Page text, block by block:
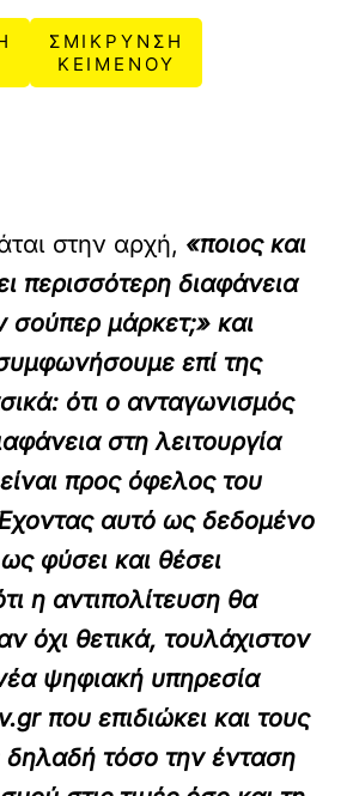
ΣΜΙΚΡΥΝΣΗ
ΚΕΙΜΕΝΟΥ
στην αρχή, «ποιος και
περισσότερη διαφάνεια
σούπερ μάρκετ;» και
επί της
ότι ο ανταγωνισμός
στη λειτουργία
προς όφελος του
αυτό ως δεδομένο
φύσει και θέσει
η αντιπολίτευση θα
όχι θετικά, τουλάχιστον
ψηφιακή υπηρεσία
που επιδιώκει και τους
τόσο την ένταση